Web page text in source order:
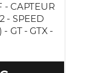
- CAPTEUR
- SPEED
GT - GTX -